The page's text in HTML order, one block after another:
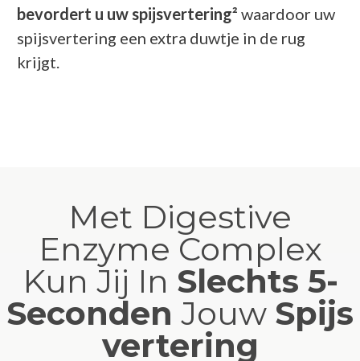
bevordert u uw spijsvertering² waardoor uw
spijsvertering een extra duwtje in de rug
krijgt.
Met Digestive
Enzyme Complex
Kun Jij In Slechts 5-
Seconden Jouw Spijs
vertering